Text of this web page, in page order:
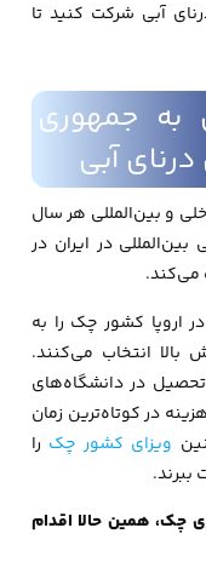
آبی شرکت کنید تا
به جمهوری
آبی
و بین‌المللی هر سال
در ایران در
اروپا کشور چک را به
انتخاب می‌کنند.
در دانشگاه‌های
در کوتاه‌ترین زمان
ویزای کشور چک را
ببرند.
چک، همین حالا اقدام